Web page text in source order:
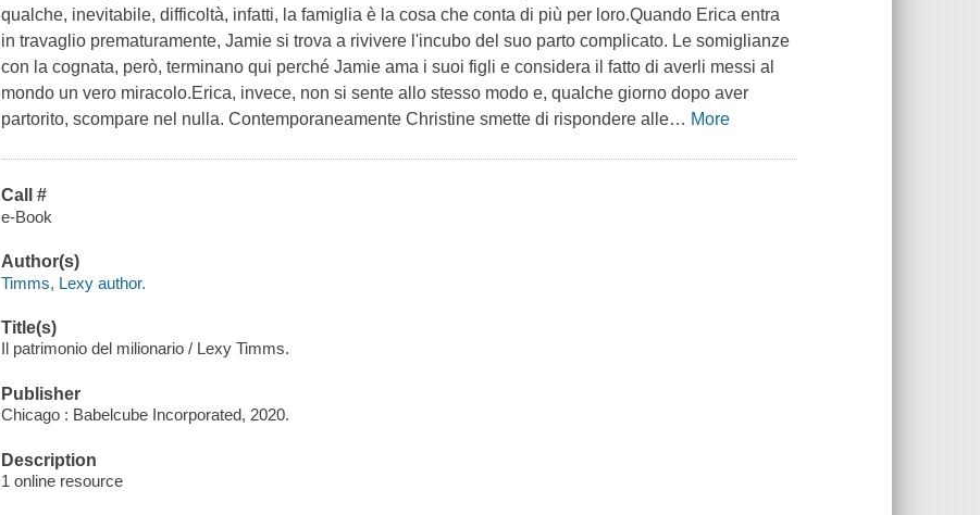
qualche, inevitabile, difficoltà, infatti, la famiglia è la cosa che conta di più per loro.Quando Erica entra
in travaglio prematuramente, Jamie si trova a rivivere l'incubo del suo parto complicato. Le somiglianze
con la cognata, però, terminano qui perché Jamie ama i suoi figli e considera il fatto di averli messi al
mondo un vero miracolo.Erica, invece, non si sente allo stesso modo e, qualche giorno dopo aver
partorito, scompare nel nulla. Contemporaneamente Christine smette di rispondere alle… More
Call #
e-Book
Author(s)
Timms, Lexy author.
Title(s)
Il patrimonio del milionario / Lexy Timms.
Publisher
Chicago : Babelcube Incorporated, 2020.
Description
1 online resource